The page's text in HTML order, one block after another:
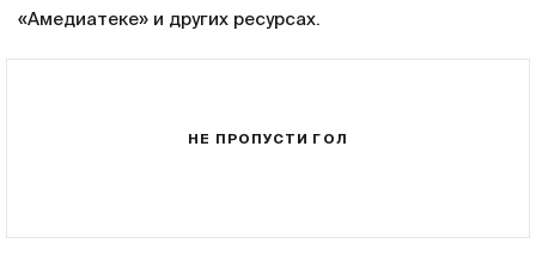
«Амедиатеке» и других ресурсах.
НЕ ПРОПУСТИ ГОЛ